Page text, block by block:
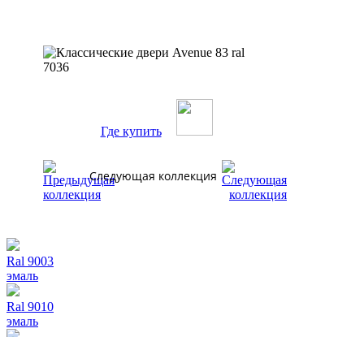
Где купить
Следующая коллекция
Ral 9003
эмаль
Ral 9010
эмаль